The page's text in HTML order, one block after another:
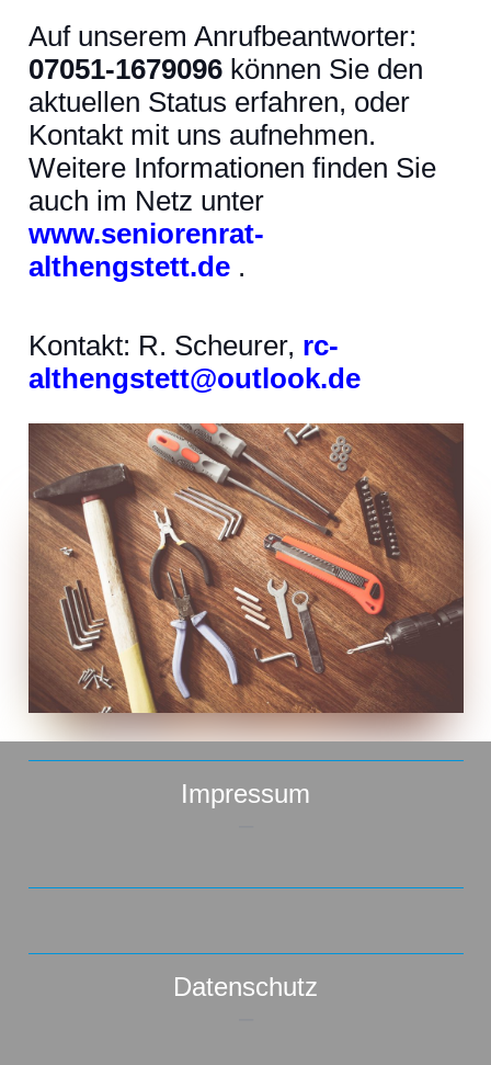
Auf unserem Anrufbeantworter:
07051-1679096können Sie den
aktuellen Status erfahren, oder
Kontakt mit uns aufnehmen.
Weitere Informationen finden Sie
auch im Netz unter
www.seniorenrat-
althengstett.de.
Kontakt: R. Scheurer, rc-
althengstett@outlook.de
Impressum
Datenschutz